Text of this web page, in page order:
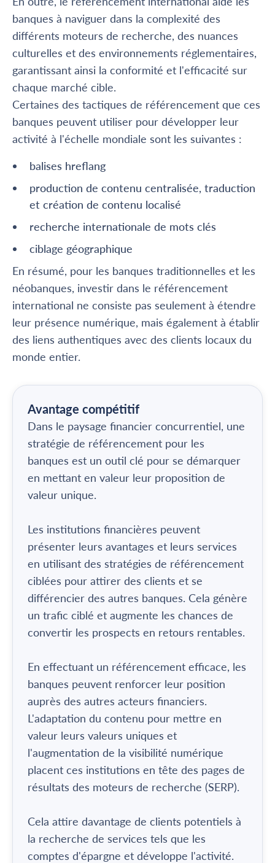
banques à naviguer dans la complexité des
différents moteurs de recherche, des nuances
culturelles et des environnements réglementaires,
garantissant ainsi la conformité et l'efficacité sur
chaque marché cible.
Certaines des tactiques de référencement que ces
banques peuvent utiliser pour développer leur
activité à l'échelle mondiale sont les suivantes :
balises hreflang
production de contenu centralisée, traduction
et création de contenu localisé
recherche internationale de mots clés
ciblage géographique
En résumé, pour les banques traditionnelles et les
néobanques, investir dans le référencement
international ne consiste pas seulement à étendre
leur présence numérique, mais également à établir
des liens authentiques avec des clients locaux du
monde entier.
Avantage compétitif
Dans le paysage financier concurrentiel, une
stratégie de référencement pour les
banques est un outil clé pour se démarquer
en mettant en valeur leur proposition de
valeur unique.
Les institutions financières peuvent
présenter leurs avantages et leurs services
en utilisant des stratégies de référencement
ciblées pour attirer des clients et se
différencier des autres banques. Cela génère
un trafic ciblé et augmente les chances de
convertir les prospects en retours rentables.
En effectuant un référencement efficace, les
banques peuvent renforcer leur position
auprès des autres acteurs financiers.
L'adaptation du contenu pour mettre en
valeur leurs valeurs uniques et
l'augmentation de la visibilité numérique
placent ces institutions en tête des pages de
résultats des moteurs de recherche (SERP).
Cela attire davantage de clients potentiels à
la recherche de services tels que les
comptes d'épargne et développe l'activité.